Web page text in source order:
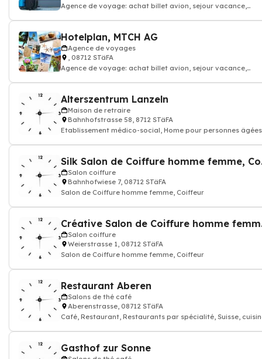
Agence de voyage: achat billet avion, sejour vacance,
Hotelplan, MTCH AG
Agence de voyages
, 08712 STäFA
Agence de voyage: achat billet avion, sejour vacance,
Alterszentrum Lanzeln
Maison de retraire
Bahnhofstrasse 58, 8712 STäFA
Etablissement médico-social, Home pour personnes
Silk
Salon coiffure
Bahnhofwiese 7, 08712 STäFA
Salon de Coiffure homme femme, Coiffeur
Salon coiffure
Weierstrasse 1, 08712 STäFA
Salon de Coiffure homme femme, Coiffeur
Restaurant Aberen
Salons de thé café
Aberenstrasse, 08712 STäFA
Café, Restaurant, Restaurants par spécialité, Suisse,
Gasthof zur Sonne